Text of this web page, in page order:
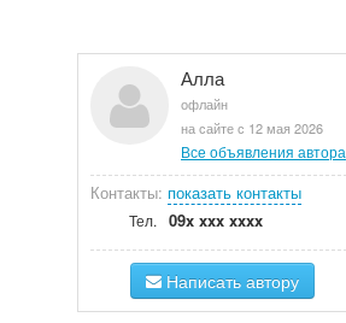
Алла
офлайн
на сайте с 12 мая 2026
Все объявления автора
Контакты: показать контакты
Тел. 09x xxx xxxx
Написать автору